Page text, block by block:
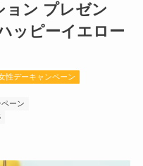
ョン プレゼン
ッピーイエロー
性デーキャンペーン
ーン